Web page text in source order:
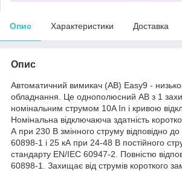
Опис Характеристики Доставка
Опис
Автоматичний вимикач (АВ) Easy9 -
обладнання. Це однополюсний АВ з 1
номінальним струмом 10A In і кривою
Номінальна відключаюча здатність
А при 230 В змінного струму відповідно
60898-1 і 25 кА при 24-48 В постійного
стандарту EN/IEC 60947-2. Повністю
60898-1. Захищає від струмів короткого